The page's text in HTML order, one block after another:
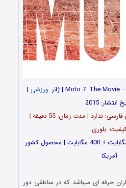
ورزشی |
انتشار: 2015
زبان: انگلیسی | زیرنویس فارسی: ندارد | مدت زمان: 55 دقیقه |
بلوری
فرمت: MKV | حجم: 800 مگابایت + 400 مگابایت | محصول کشور
آمریکا
حرفه ای میباشد که در مناطقی دور